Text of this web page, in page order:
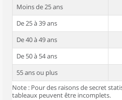
Moins de 25 ans
De 25 à 39 ans
De 40 à 49 ans
De 50 à 54 ans
55 ans ou plus
Note : Pour des raisons de secret
tableaux peuvent être incomplets.